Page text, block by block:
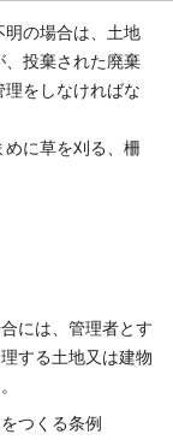
の場合は、土地
、投棄された廃棄
をしなければな
に草を刈る、柵
には、管理者とす
する土地又は建物
つくる条例